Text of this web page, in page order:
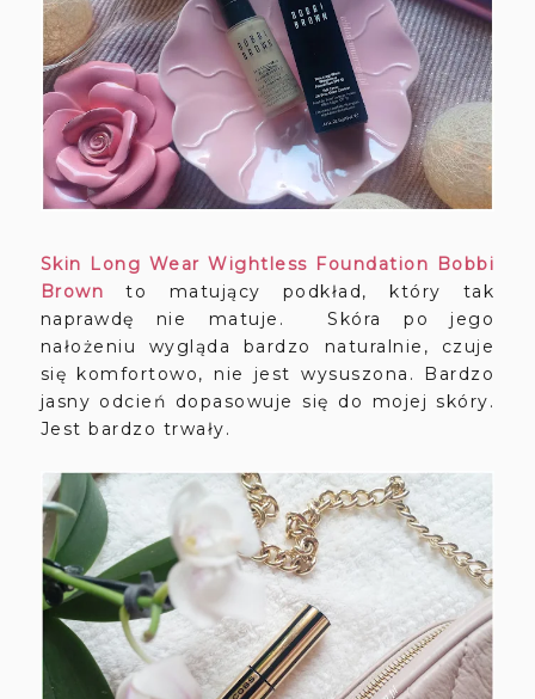
Skin Long Wear Wightless Foundation Bobbi
Brown to matujący podkład, który tak
naprawdę nie matuje. Skóra po jego
nałożeniu wygląda bardzo naturalnie, czuje
się komfortowo, nie jest wysuszona. Bardzo
jasny odcień dopasowuje się do mojej skóry.
Jest bardzo trwały.